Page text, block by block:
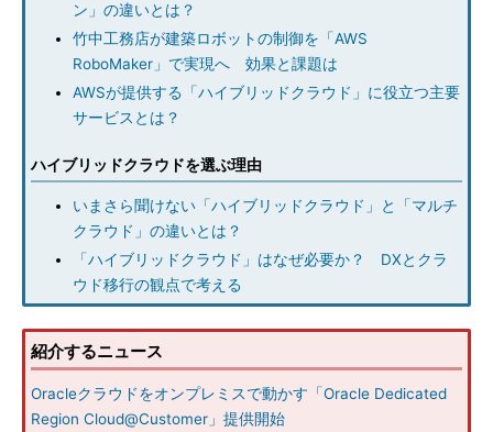
ン」の違いとは？
竹中工務店が建築ロボットの制御を「AWS
RoboMaker」で実現へ 効果と課題は
AWSが提供する「ハイブリッドクラウド」に役立つ主要
サービスとは？
ハイブリッドクラウドを選ぶ理由
いまさら聞けない「ハイブリッドクラウド」と「マルチ
クラウド」の違いとは？
「ハイブリッドクラウド」はなぜ必要か？ DXとクラ
ウド移行の観点で考える
紹介するニュース
Oracleクラウドをオンプレミスで動かす「Oracle Dedicated
Region Cloud@Customer」提供開始